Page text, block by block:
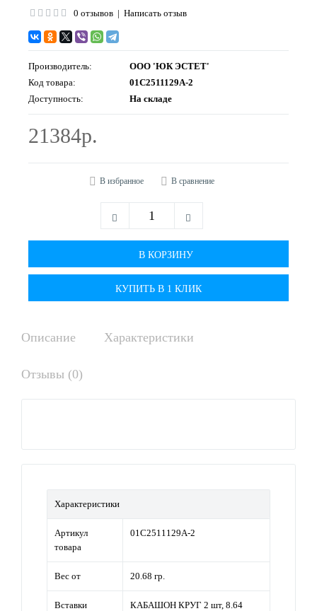
0 отзывов | Написать отзыв
Производитель:
ООО 'ЮК ЭСТЕТ'
Код товара:
01С2511129А-2
Доступность:
На складе
21384р.
В избранное В сравнение
КУПИТЬ В 1 КЛИК
Описание Характеристики
Отзывы (0)
Характеристики
Артикул
товара
01С2511129А-2
Вес от 20.68 гр.
Вставки
КАБАШОН КРУГ 2 шт, 8.64